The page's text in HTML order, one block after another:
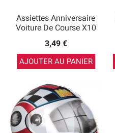
Assiettes Anniversaire
Voiture De Course X10
3,49 €
AJOUTER AU PANIER